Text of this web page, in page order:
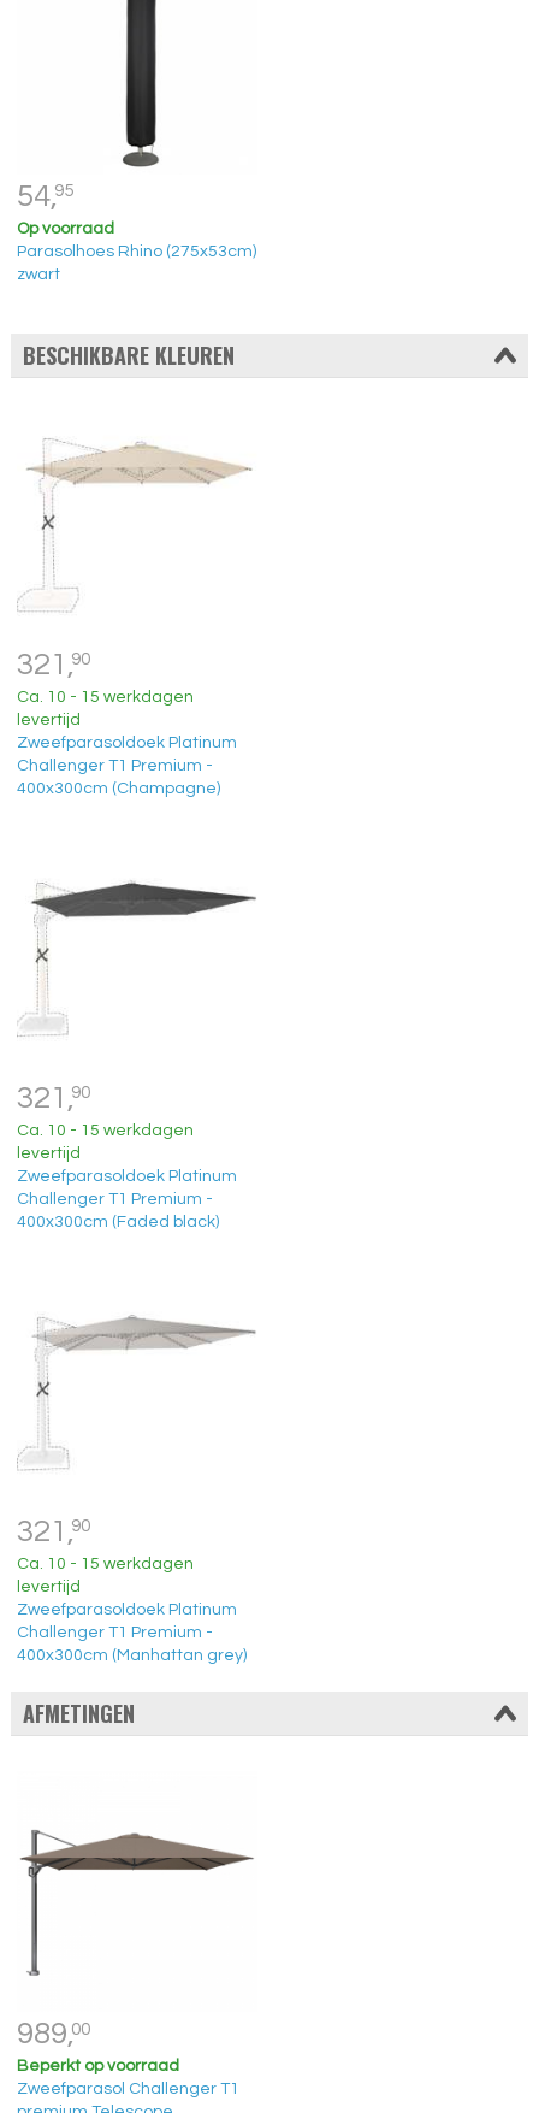
54,95
Op voorraad
Parasolhoes Rhino (275x53cm)
zwart
BESCHIKBARE KLEUREN
321,90
Ca. 10 - 15 werkdagen
levertijd
Zweefparasoldoek Platinum
Challenger T1 Premium -
400x300cm (Champagne)
321,90
Ca. 10 - 15 werkdagen
levertijd
Zweefparasoldoek Platinum
Challenger T1 Premium -
400x300cm (Faded black)
321,90
Ca. 10 - 15 werkdagen
levertijd
Zweefparasoldoek Platinum
Challenger T1 Premium -
400x300cm (Manhattan grey)
AFMETINGEN
989,00
Beperkt op voorraad
Zweefparasol Challenger T1